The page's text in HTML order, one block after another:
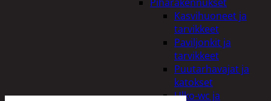
Kasvihuoneet ja
tarvikkeet
Paviljonkit ja
tarvikkeet
Puutarhavajat ja
katokset
Ulko-wc ja